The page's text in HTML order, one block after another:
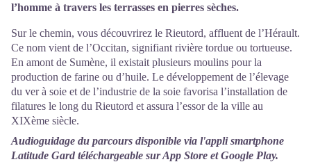
l’homme à travers les terrasses en pierres sèches.
Sur le chemin, vous découvrirez le Rieutord, affluent de l’Hérault.
Ce nom vient de l’Occitan, signifiant rivière tordue ou tortueuse.
En amont de Sumène, il existait plusieurs moulins pour la
production de farine ou d’huile. Le développement de l’élevage
du ver à soie et de l’industrie de la soie favorisa l’installation de
filatures le long du Rieutord et assura l’essor de la ville au
XIXème siècle.
Audioguidage du parcours disponible via l'appli smartphone
Latitude Gard téléchargeable sur App Store et Google Play.